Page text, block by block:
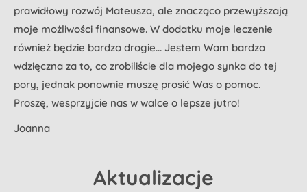
prawidłowy rozwój Mateusza, ale znacząco przewyższają
moje możliwości finansowe. W dodatku moje leczenie
również będzie bardzo drogie... Jestem Wam bardzo
wdzięczna za to, co zrobiliście dla mojego synka do tej
pory, jednak ponownie muszę prosić Was o pomoc.
Proszę, wesprzyjcie nas w walce o lepsze jutro!
Joanna
Aktualizacje